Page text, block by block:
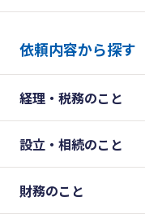
依頼内容から探す
経理・税務のこと
設立・相続のこと
財務のこと